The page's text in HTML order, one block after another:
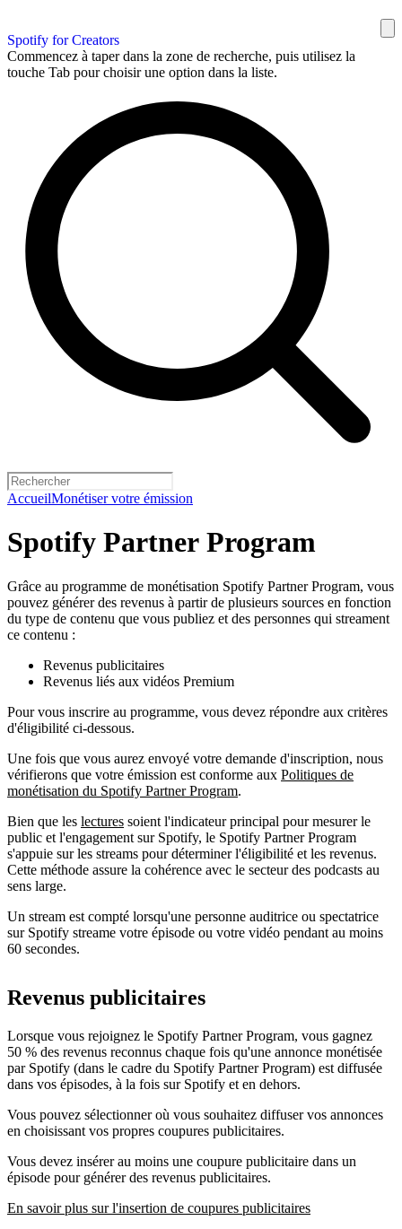
Spotify for Creators
Commencez à taper dans la zone de recherche, puis utilisez la
touche Tab pour choisir une option dans la liste.
AccueilMonétiser votre émission
Spotify Partner Program
Grâce au programme de monétisation Spotify Partner Program, vous
pouvez générer des revenus à partir de plusieurs sources en fonction
du type de contenu que vous publiez et des personnes qui streament
ce contenu :
Revenus publicitaires
Revenus liés aux vidéos Premium
Pour vous inscrire au programme, vous devez répondre aux critères
d'éligibilité ci-dessous.
Une fois que vous aurez envoyé votre demande d'inscription, nous
vérifierons que votre émission est conforme aux Politiques de
monétisation du Spotify Partner Program.
Bien que les lectures soient l'indicateur principal pour mesurer le
public et l'engagement sur Spotify, le Spotify Partner Program
s'appuie sur les streams pour déterminer l'éligibilité et les revenus.
Cette méthode assure la cohérence avec le secteur des podcasts au
sens large.
Un stream est compté lorsqu'une personne auditrice ou spectatrice
sur Spotify streame votre épisode ou votre vidéo pendant au moins
60 secondes.
Revenus publicitaires
Lorsque vous rejoignez le Spotify Partner Program, vous gagnez
50 % des revenus reconnus chaque fois qu'une annonce monétisée
par Spotify (dans le cadre du Spotify Partner Program) est diffusée
dans vos épisodes, à la fois sur Spotify et en dehors.
Vous pouvez sélectionner où vous souhaitez diffuser vos annonces
en choisissant vos propres coupures publicitaires.
Vous devez insérer au moins une coupure publicitaire dans un
épisode pour générer des revenus publicitaires.
En savoir plus sur l'insertion de coupures publicitaires